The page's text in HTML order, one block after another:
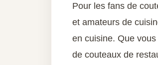
Pour les fans de
et amateurs de
en cuisine. Que
de couteaux de